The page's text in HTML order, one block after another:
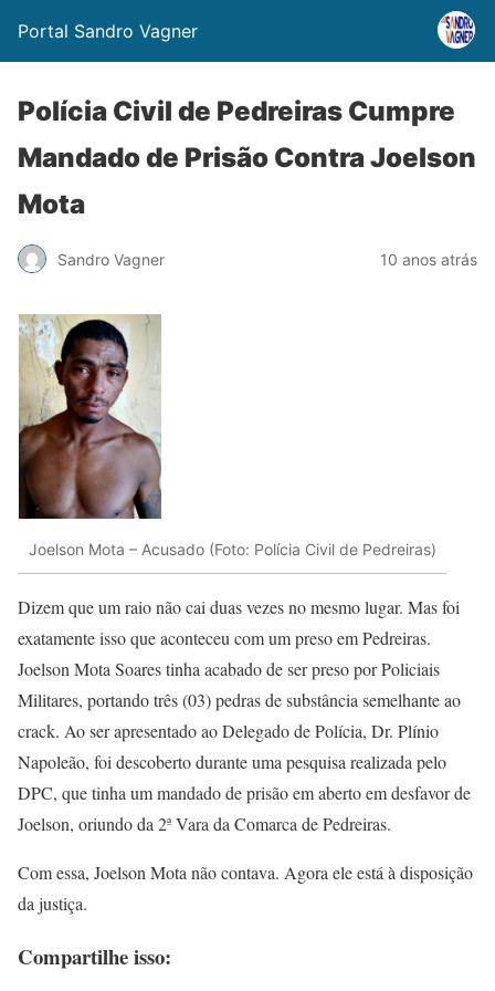
Portal Sandro Vagner
Polícia Civil de Pedreiras Cumpre
Mandado de Prisão Contra Joelson
Mota
Sandro Vagner 10 anos atrás
Joelson Mota – Acusado (Foto: Polícia Civil de Pedreiras)
Dizem que um raio não cai duas vezes no mesmo lugar. Mas foi
exatamente isso que aconteceu com um preso em Pedreiras.
Joelson Mota Soares tinha acabado de ser preso por Policiais
Militares, portando três (03) pedras de substância semelhante ao
crack. Ao ser apresentado ao Delegado de Polícia, Dr. Plínio
Napoleão, foi descoberto durante uma pesquisa realizada pelo
DPC, que tinha um mandado de prisão em aberto em desfavor de
Joelson, oriundo da 2ª Vara da Comarca de Pedreiras.
Com essa, Joelson Mota não contava. Agora ele está à disposição
da justiça.
Compartilhe isso: